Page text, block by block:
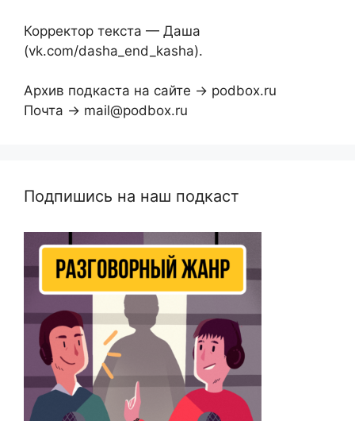
Корректор текста — Даша
(vk.com/dasha_end_kasha).
Архив подкаста на сайте → podbox.ru
Почта → mail@podbox.ru
Подпишись на наш подкаст